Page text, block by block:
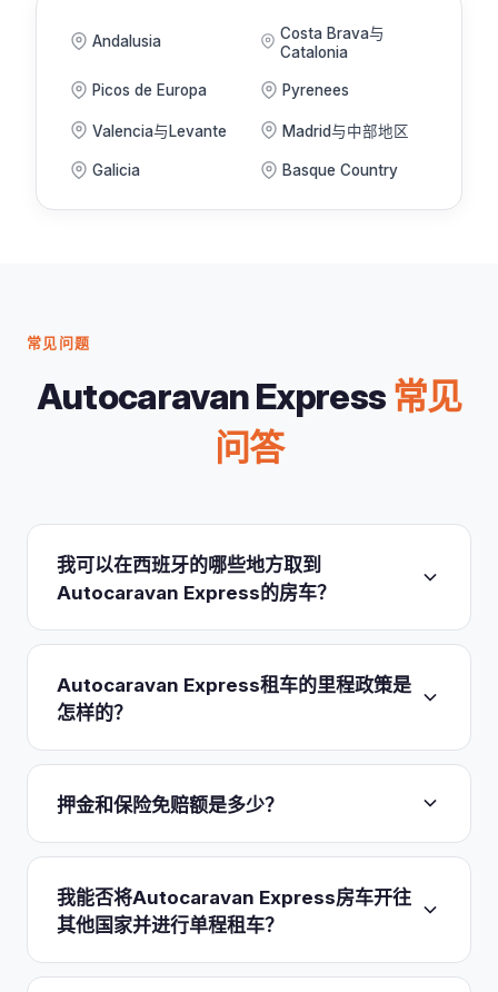
Andalusia
Costa Brava与
Catalonia
Picos de Europa Pyrenees
Valencia与Levante Madrid与中部地区
Galicia Basque Country
常见问题
Autocaravan Express 常见
问答
我可以在西班牙的哪些地方取到
Autocaravan Express的房车？
Autocaravan Express提供五座西班牙取车城市：
Madrid、Barcelona、Malaga、Valencia和
Bilbao。Madrid是主营基地，拥有实体场地，位于
场迎接服务。请注意，非Madrid取车点在7月、8月
及复活节周可能无法提供服务。Sevilla不是取车地
Autocaravan Express租车的里程政策是
怎样的？
这取决于您的租期长短。租期七天及以上的租车在各
季节均包含不限里程，因此为期两周环游Andalucia
或北上Picos de Europa都绝不会产生按公里计费的
长的行程，里程都不会影响您的费用。
押金和保险免赔额是多少？
每次租车均包含在欧盟全境有效的全险（seguro a
todo riesgo），
（franquicia）。
这是标准保单下每次索赔您可能承担的最高金额。此
我能否将Autocaravan Express房车开往
其他国家并进行单程租车？
可以。跨境驶往欧洲各地（Portugal、France以及更